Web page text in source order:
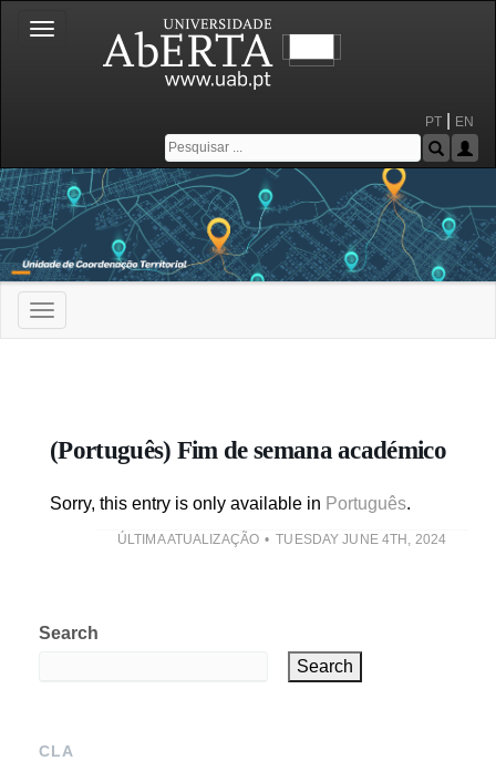
Toggle
navigation
PT EN
Toggle
navigation
(Português) Fim de semana académico
Sorry, this entry is only available in Português.
ÚLTIMA ATUALIZAÇÃO TUESDAY JUNE 4TH, 2024
Search
Search
CLA